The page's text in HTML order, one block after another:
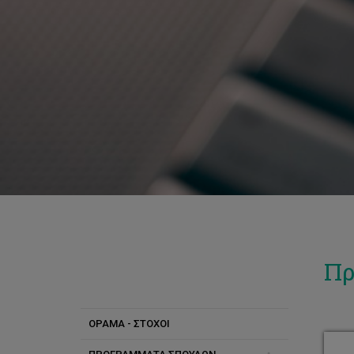
ΟΡΑΜΑ - ΣΤΟΧΟΙ